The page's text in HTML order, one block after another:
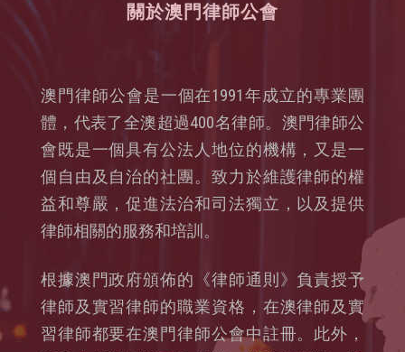
關於澳門律師公會
澳門律師公會是一個在1991年成立的專業團
體，代表了全澳超過400名律師。澳門律師公
會既是一個具有公法人地位的機構，又是一
個自由及自治的社團。致力於維護律師的權
益和尊嚴，促進法治和司法獨立，以及提供
律師相關的服務和培訓。
根據澳門政府頒佈的《律師通則》負責授予
律師及實習律師的職業資格，在澳律師及實
習律師都要在澳門律師公會中註冊。此外，